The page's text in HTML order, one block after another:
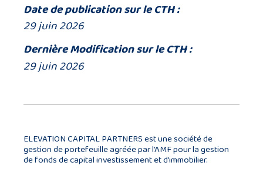
Date de publication sur le CTH :
29 juin 2026
Dernière Modification sur le CTH :
29 juin 2026
ELEVATION CAPITAL PARTNERS est une société de
gestion de portefeuille agréée par l’AMF pour la gestion
de fonds de capital investissement et d’immobilier.